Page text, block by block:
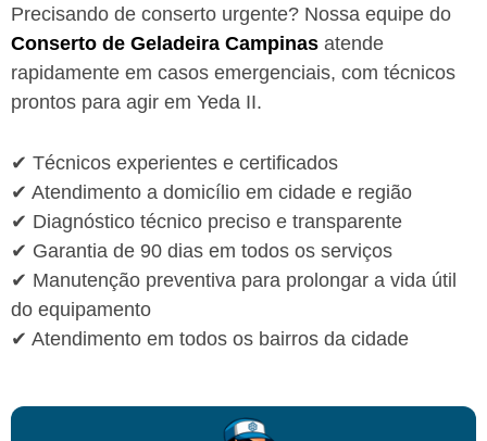
Precisando de conserto urgente? Nossa equipe do
Conserto de Geladeira Campinas atende
rapidamente em casos emergenciais, com técnicos
prontos para agir em Yeda II.
✔ Técnicos experientes e certificados
✔ Atendimento a domicílio em cidade e região
✔ Diagnóstico técnico preciso e transparente
✔ Garantia de 90 dias em todos os serviços
✔ Manutenção preventiva para prolongar a vida útil
do equipamento
✔ Atendimento em todos os bairros da cidade